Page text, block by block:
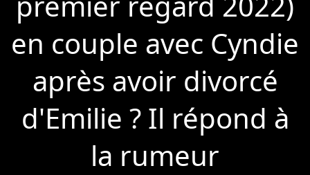
en couple avec Cyndie
après avoir divorcé
d'Emilie ? Il répond à
la rumeur